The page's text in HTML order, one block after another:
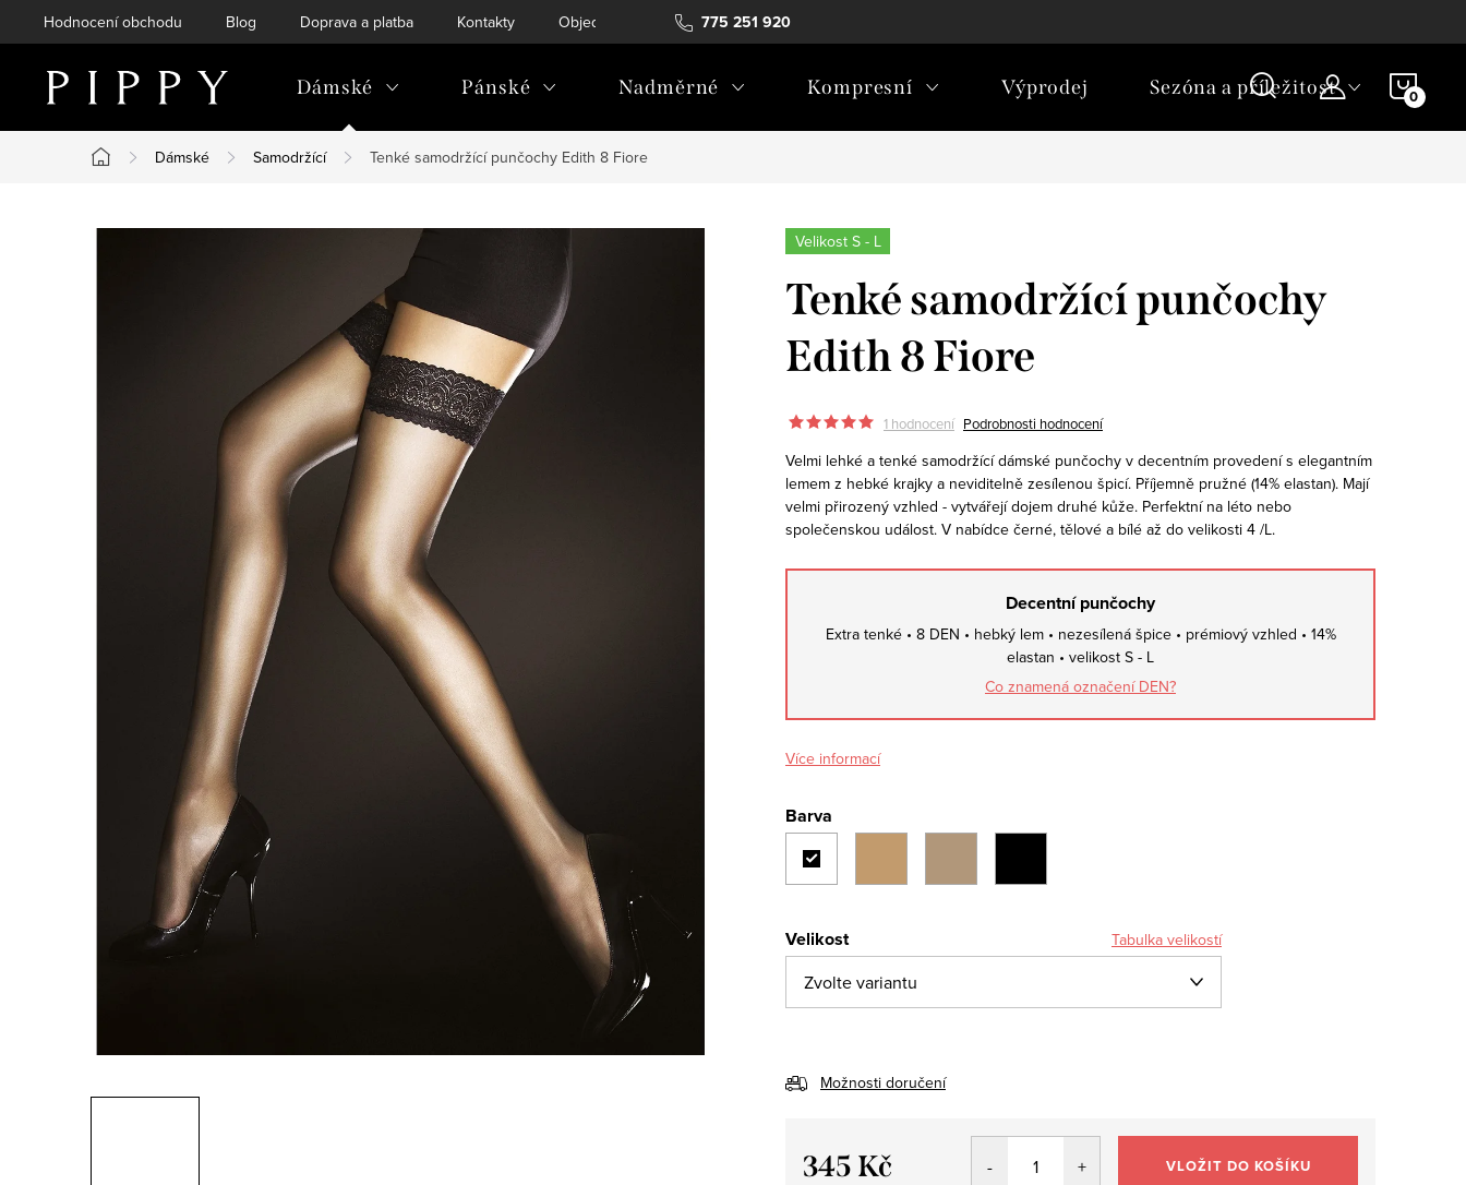
na
775 251 920
Hodnocení obchodu Blog Doprava a platba Kontakty Objednávka a vrácení
Dámské Pánské Nadměrné Kompresní Výprodej Sezóna a příležitost
Domů
Dámské Samodržící Tenké samodržící punčochy Edith 8 Fiore
Velikost S - L
Tenké samodržící punčochy
Edith 8 Fiore
1 hodnocení Podrobnosti hodnocení
Velmi lehké a tenké samodržící dámské punčochy v decentním provedení s elegantním
lemem z hebké krajky a neviditelně zesílenou špicí. Příjemně pružné (14% elastan). Mají
velmi přirozený vzhled - vytvářejí dojem druhé kůže. Perfektní na léto nebo
společenskou událost. V nabídce černé, tělové a bílé až do velikosti 4 /L.
Decentní punčochy
Extra tenké • 8 DEN • hebký lem • nezesílená špice • prémiový vzhled • 14%
elastan • velikost S - L
Co znamená označení DEN?
Více informací
Barva
Velikost Tabulka velikostí
Možnosti doručení
345 Kč VLOŽIT DO KOŠÍKU